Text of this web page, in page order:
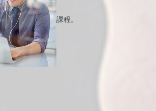
課程。